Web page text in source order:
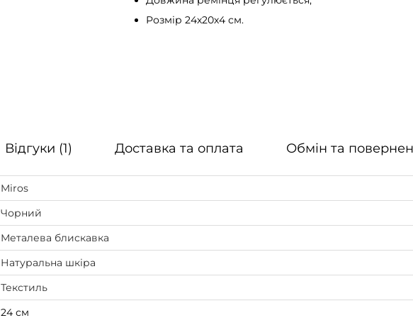
s
в
е
Розмір 24х20х4 см.
Відгуки (1) Доставка та оплата Обмін та
Miros
Чорний
Металева блискавка
Натуральна шкіра
Текстиль
24 см